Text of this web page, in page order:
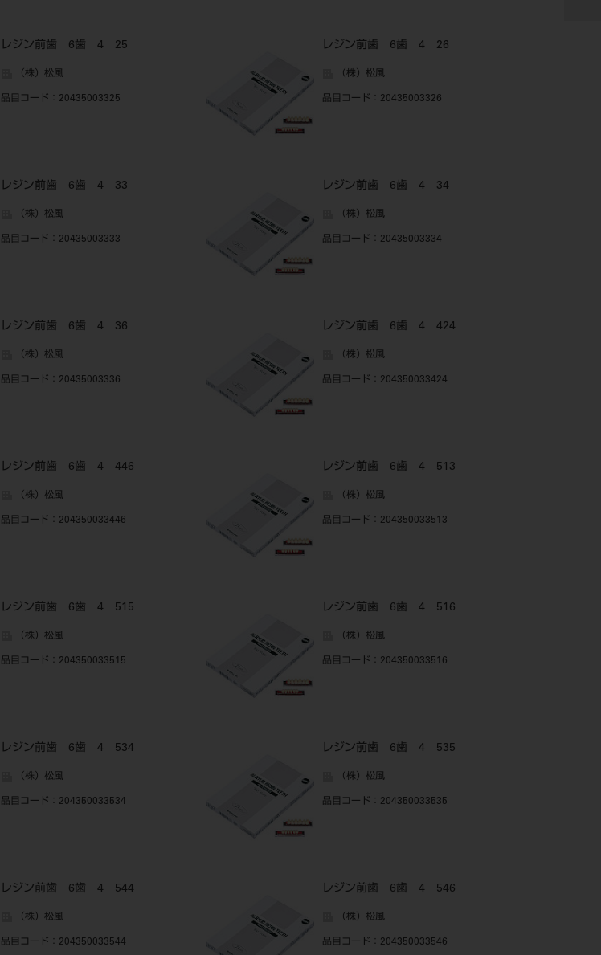
レジン前歯 6歯 4 25
（株）松風
品目コード ：20435003325
レジン前歯 6歯 4 26
（株）松風
品目コード ：20435003326
レジン前歯 6歯 4 33
（株）松風
品目コード ：20435003333
レジン前歯 6歯 4 34
（株）松風
品目コード ：20435003334
レジン前歯 6歯 4 36
（株）松風
品目コード ：20435003336
レジン前歯 6歯 4 424
（株）松風
品目コード ：204350033424
レジン前歯 6歯 4 446
（株）松風
品目コード ：204350033446
レジン前歯 6歯 4 513
（株）松風
品目コード ：204350033513
レジン前歯 6歯 4 515
（株）松風
品目コード ：204350033515
レジン前歯 6歯 4 516
（株）松風
品目コード ：204350033516
レジン前歯 6歯 4 534
（株）松風
品目コード ：204350033534
レジン前歯 6歯 4 535
（株）松風
品目コード ：204350033535
レジン前歯 6歯 4 544
（株）松風
品目コード ：204350033544
レジン前歯 6歯 4 546
（株）松風
品目コード ：204350033546